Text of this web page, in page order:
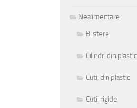
Nealimentare
Blistere
Cilindri din plastic
Cutii din plastic
Cutii rigide